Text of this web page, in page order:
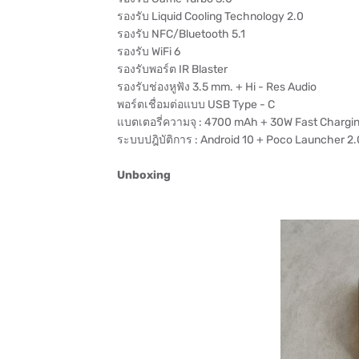
รองรับ​ Liquid Cooling Technology 2.0
รองรับ NFC/Bluetooth 5.1
รองรับ WiFi 6
รองรับพอร์ต IR Blaster
รองรับช่องหูฟัง 3.5 mm. + Hi - Res Audio
พอร์ตเชื่อมต่อแบบ USB Type - C
แบตเตอรี่ความจุ : 4700 mAh + 30W Fast
ระบบปฎิบัติการ : Android 10 + Poco Launcher
Unboxing